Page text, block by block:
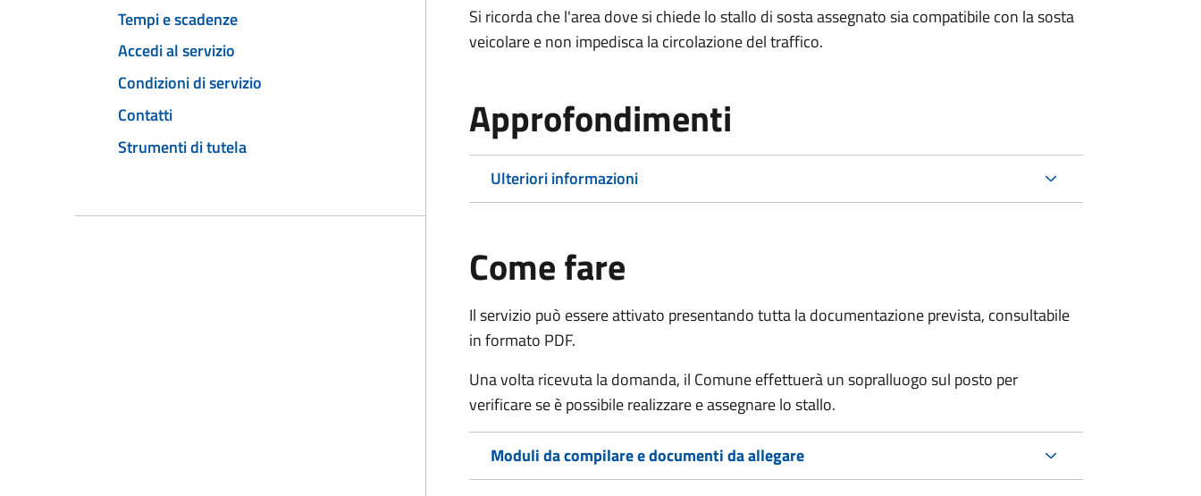
Tempi e scadenze
Accedi al servizio
Condizioni di servizio
Contatti
Strumenti di tutela
Si ricorda che l'area dove si chiede lo stallo di sosta assegnato sia compatibile con la sosta
veicolare e non impedisca la circolazione del traffico.
Approfondimenti
Ulteriori informazioni
Come fare
Il servizio può essere attivato presentando tutta la documentazione prevista, consultabile
in formato PDF.
Una volta ricevuta la domanda, il Comune effettuerà un sopralluogo sul posto per
verificare se è possibile realizzare e assegnare lo stallo.
Moduli da compilare e documenti da allegare